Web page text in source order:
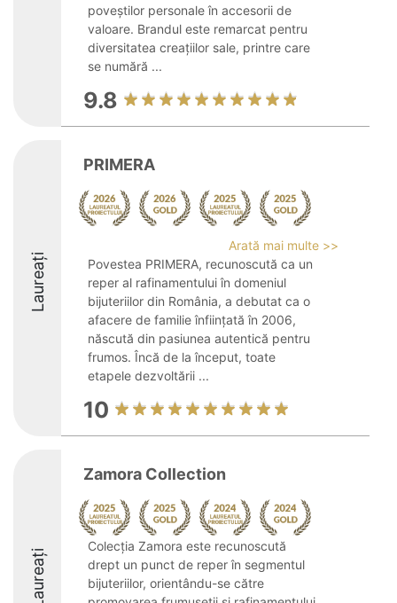
poveștilor personale în accesorii de
valoare. Brandul este remarcat pentru
diversitatea creațiilor sale, printre care
se numără ...
9.8
Laureați
PRIMERA
Arată mai multe >>
Povestea PRIMERA, recunoscută ca un
reper al rafinamentului în domeniul
bijuteriilor din România, a debutat ca o
afacere de familie înființată în 2006,
născută din pasiunea autentică pentru
frumos. Încă de la început, toate
etapele dezvoltării ...
10
Laureați
Zamora Collection
Colecția Zamora este recunoscută
drept un punct de reper în segmentul
bijuteriilor, orientându-se către